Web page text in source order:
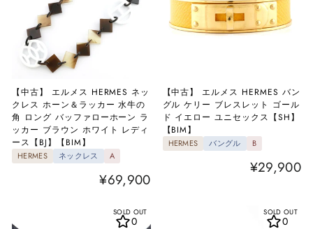
【中古】 エルメス HERMES ネッ
クレス ホーン＆ラッカー 水牛の
角 ロング バッファローホーン ラ
ッカー ブラウン ホワイト レディ
ース【BJ】【BIM】
HERMES ネックレス A
¥69,900
【中古】 エルメス HERMES バン
グル ケリー ブレスレット ゴール
ド イエロー ユニセックス【SH】
【BIM】
HERMES バングル B
¥29,900
SOLD OUT
0
SOLD OUT
0